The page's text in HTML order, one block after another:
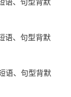
语、句型背默
语、句型背默